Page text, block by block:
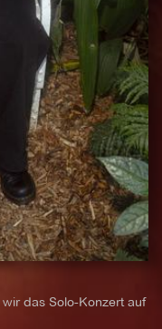
das Solo-Konzert auf